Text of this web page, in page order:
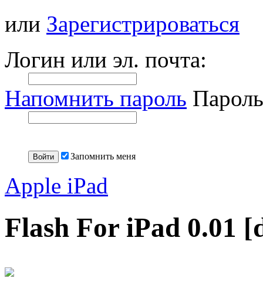
или Зарегистрироваться
Логин или эл. почта:
Напомнить пароль
Запомнить меня
Apple iPad
Flash For iPad 0.01